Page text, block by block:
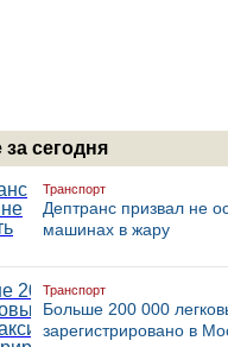
за сегодня
Транспорт
Дептранс призвал не
машинах в жару
Транспорт
Больше 200 000
зарегистрировано в